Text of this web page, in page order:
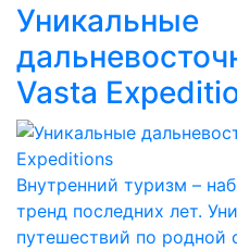
Уникальные
Vasta
Внутренний туризм –
тренд последних лет.
путешествий по родной